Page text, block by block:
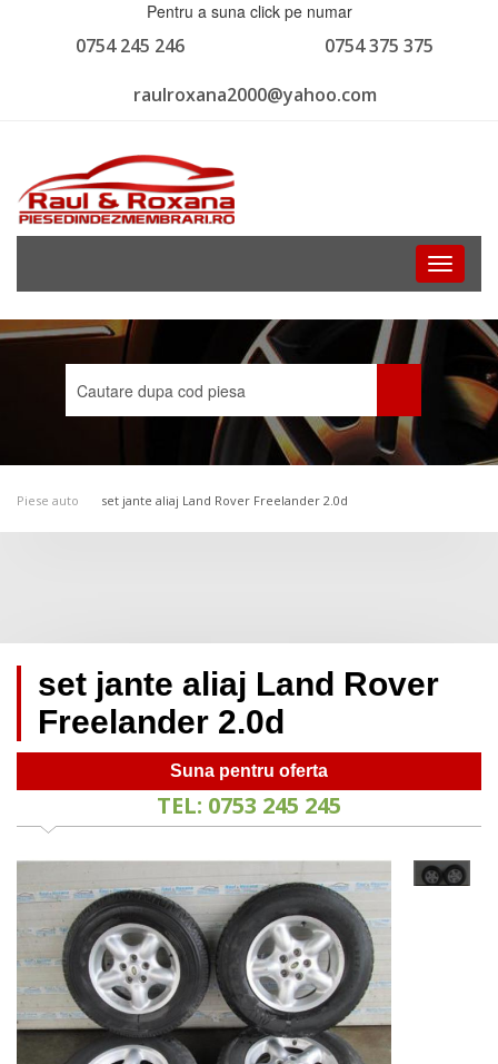
Pentru a suna click pe numar
0754 375 375
0754 245 246
raulroxana2000@yahoo.com
Toggle
Piese auto set jante aliaj Land Rover Freelander 2.0d
set jante aliaj Land Rover
Freelander 2.0d
Suna pentru oferta
TEL: 0753 245 245